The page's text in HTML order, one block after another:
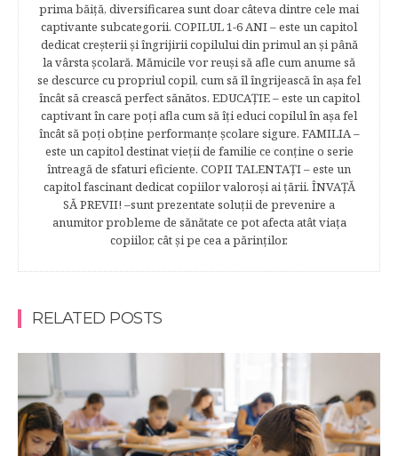
prima băiţă, diversificarea sunt doar câteva dintre cele mai
captivante subcategorii. COPILUL 1-6 ANI – este un capitol
dedicat creşterii şi îngrijirii copilului din primul an şi până
la vârsta şcolară. Mămicile vor reuşi să afle cum anume să
se descurce cu propriul copil, cum să îl îngrijească în aşa fel
încât să crească perfect sănătos. EDUCAŢIE – este un capitol
captivant în care poţi afla cum să îţi educi copilul în aşa fel
încât să poţi obţine performanţe şcolare sigure. FAMILIA –
este un capitol destinat vieţii de familie ce conţine o serie
întreagă de sfaturi eficiente. COPII TALENTAŢI – este un
capitol fascinant dedicat copiilor valoroși ai țării. ÎNVAŢĂ
SĂ PREVII! –sunt prezentate soluţii de prevenire a
anumitor probleme de sănătate ce pot afecta atât viaţa
copiilor, cât şi pe cea a părinţilor.
RELATED POSTS